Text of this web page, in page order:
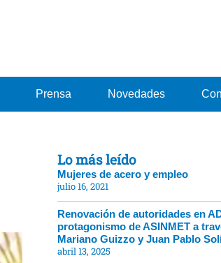
Prensa Novedades
Lo más leído
Mujeres de acero y empleo
julio 16, 2021
Renovación de autoridades en
protagonismo de ASINMET a
Mariano Guizzo y Juan Pablo
abril 13, 2025